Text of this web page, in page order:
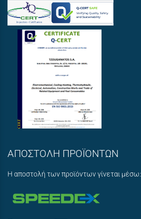
ΑΠΟΣΤΟΛΗ ΠΡΟΪΟΝΤΩΝ
Η αποστολή των προϊόντων γίνεται μέσω: